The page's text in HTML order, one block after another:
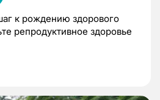
к рождению здорового
репродуктивное здоровье